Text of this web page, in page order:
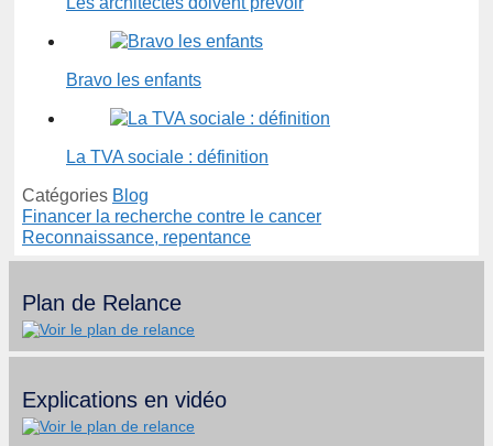
Bravo les enfants
La TVA sociale : définition
Catégories Blog
Financer la recherche contre le cancer
Reconnaissance, repentance
Plan de Relance
Explications en vidéo